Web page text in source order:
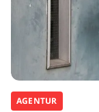
AGENTUR